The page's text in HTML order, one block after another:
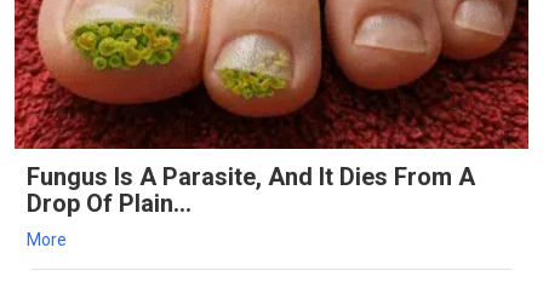
Fungus Is A Parasite, And It Dies From A
Drop Of Plain...
More